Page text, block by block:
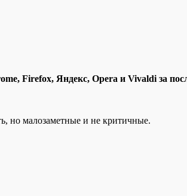
Firefox, Яндекс, Opera и Vivaldi за
но малозаметные и не критичные.